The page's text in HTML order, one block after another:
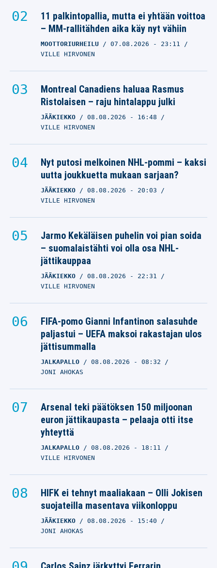
11 palkintopallia, mutta ei yhtään voittoa
– MM-rallitähden aika käy nyt vähiin
MOOTTORIURHEILU 07.08.2026 - 23:11
VILLE HIRVONEN
Montreal Canadiens haluaa Rasmus
Ristolaisen – raju hintalappu julki
JÄÄKIEKKO 08.08.2026 - 16:48
VILLE HIRVONEN
Nyt putosi melkoinen NHL-pommi – kaksi
uutta joukkuetta mukaan sarjaan?
JÄÄKIEKKO 08.08.2026 - 20:03
VILLE HIRVONEN
Jarmo Kekäläisen puhelin voi pian soida
– suomalaistähti voi olla osa NHL-
jättikauppaa
JÄÄKIEKKO 08.08.2026 - 22:31
VILLE HIRVONEN
FIFA-pomo Gianni Infantinon salasuhde
paljastui – UEFA maksoi rakastajan ulos
jättisummalla
JALKAPALLO 08.08.2026 - 08:32
JONI AHOKAS
Arsenal teki päätöksen 150 miljoonan
euron jättikaupasta – pelaaja otti itse
yhteyttä
JALKAPALLO 08.08.2026 - 18:11
VILLE HIRVONEN
HIFK ei tehnyt maaliakaan – Olli Jokisen
suojateilla masentava viikonloppu
JÄÄKIEKKO 08.08.2026 - 15:40
JONI AHOKAS